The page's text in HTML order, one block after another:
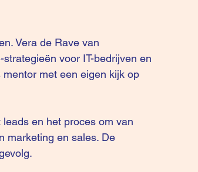
Vera de Rave van
voor IT-bedrijven en
met een eigen kijk op
en het proces om van
marketing en sales. De